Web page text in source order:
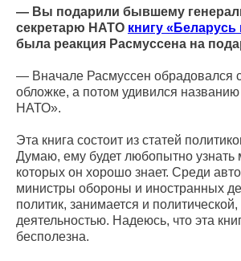
— Вы подарили бывшему
секретарю НАТО книгу
была реакция Расмуссена на
— Вначале Расмуссен обрадовался
обложке, а потом удивился
НАТО».
Эта книга состоит из статей
Думаю, ему будет любопытно узнать
которых он хорошо знает. Среди
министры обороны и иностранных
политик, занимается и
деятельностью. Надеюсь, что эта
бесполезна.